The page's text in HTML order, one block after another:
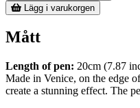
Lägg i varukorgen
Mått
Length of pen: 20cm (7.87
Made in Venice, on the edge
create a stunning effect. The